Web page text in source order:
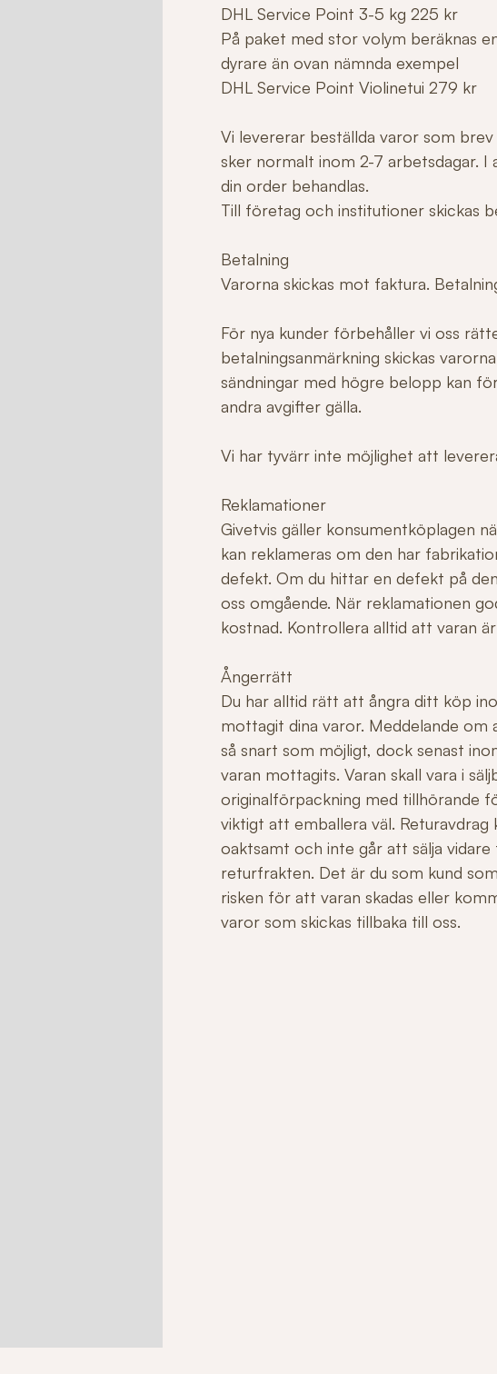
DHL Service Point 3-5 kg 225 kr
På paket med stor volym beräknas
dyrare än ovan nämnda exempel
DHL Service Point Violinetui 279 kr
Vi levererar beställda varor som
sker normalt inom 2-7 arbetsdagar.
din order behandlas.
Till företag och institutioner skickas
Betalning
Varorna skickas mot faktura.
För nya kunder förbehåller vi oss
betalningsanmärkning skickas
sändningar med högre belopp kan
andra avgifter gälla.
Vi har tyvärr inte möjlighet att
Reklamationer
Givetvis gäller konsumentköplagen
kan reklameras om den har
defekt. Om du hittar en defekt på
oss omgående. När reklamationen
kostnad. Kontrollera alltid att varan
Ångerrätt
Du har alltid rätt att ångra ditt köp
mottagit dina varor. Meddelande om
så snart som möjligt, dock senast
varan mottagits. Varan skall vara i
originalförpackning med tillhörande
viktigt att emballera väl. Returavdrag
oaktsamt och inte går att sälja
returfrakten. Det är du som kund
risken för att varan skadas eller
varor som skickas tillbaka till oss.